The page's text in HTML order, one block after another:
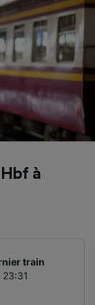
à
train
23:31
à des
et
de